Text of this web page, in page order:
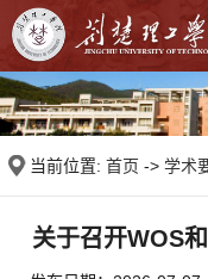
当前位置: 首页 -> 学术
关于召开WOS